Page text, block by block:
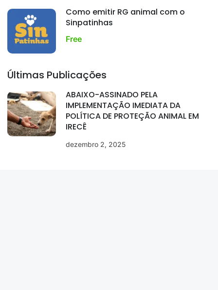
Como emitir RG animal com o
Sinpatinhas
Free
Últimas Publicações
ABAIXO-ASSINADO PELA
IMPLEMENTAÇÃO IMEDIATA DA
POLÍTICA DE PROTEÇÃO ANIMAL EM
IRECÊ
dezembro 2, 2025